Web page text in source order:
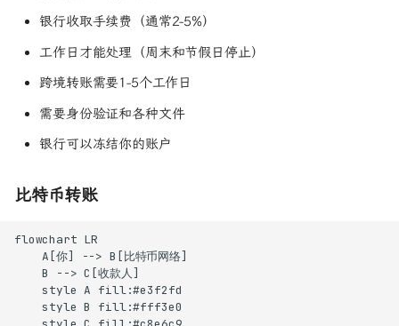
银行收取手续费（通常2-5%）
工作日才能处理（周末和节假日停止）
跨境转账需要1-5个工作日
需要身份验证和各种文件
银行可以冻结你的账户
比特币转账
flowchart LR
    A[你] --> B[比特币网络]
    B --> C[收款人]
    style A fill:#e3f2fd
    style B fill:#fff3e0